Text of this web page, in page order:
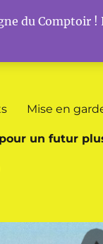
Mise en
un futur
du Comptoir